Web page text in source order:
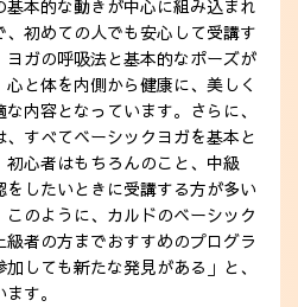
本的な動きが中心に組み込まれ
初めての人でも安心して受講す
ガの呼吸法と基本的なポーズが
と体を内側から健康に、美しく
内容となっています。さらに、
すべてベーシックヨガを基本と
初心者はもちろんのこと、中級
したいときに受講する方が多い
のように、カルドのベーシック
者の方までおすすめのプログラ
しても新たな発見がある」と、
す。